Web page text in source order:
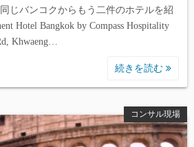
じバンコクからもう二件のホテルを紹
Hotel Bangkok by Compass Hospitality
Khwaeng…
続きを読む
コンサル現場